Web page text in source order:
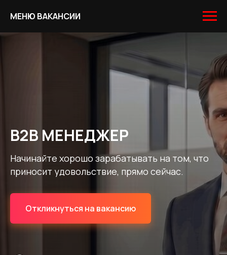
МЕНЮ ВАКАНСИИ
B2B МЕНЕДЖЕР
Начинайте хорошо зарабатывать на том, что
приносит удовольствие, прямо сейчас.
Откликнуться на вакансию